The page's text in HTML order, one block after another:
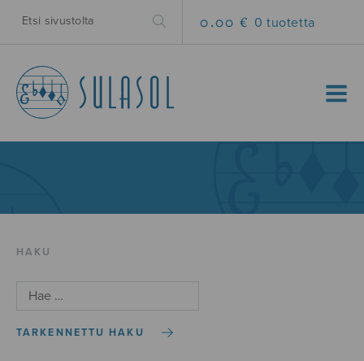
0.00 € 0 tuotetta
MENU
HAKU
TARKENNETTU HAKU